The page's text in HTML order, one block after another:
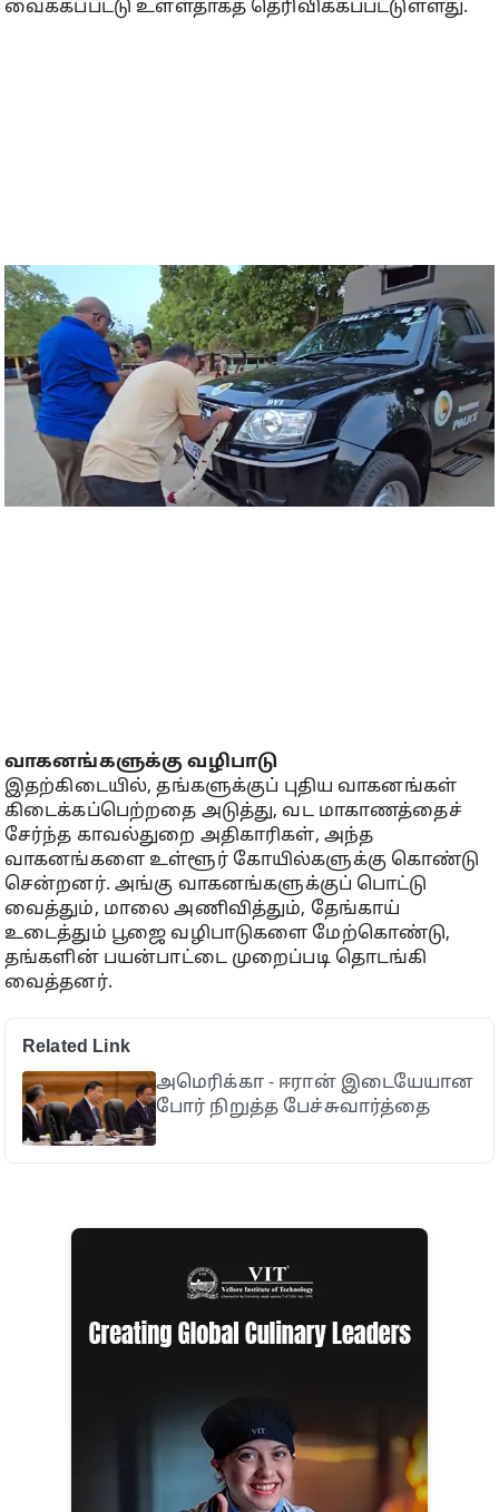
வைக்கப்பட்டு உள்ளதாகத் தெரிவிக்கப்பட்டுள்ளது.
வாகனங்களுக்கு வழிபாடு
இதற்கிடையில், தங்களுக்குப் புதிய வாகனங்கள்
கிடைக்கப்பெற்றதை அடுத்து, வட மாகாணத்தைச்
சேர்ந்த காவல்துறை அதிகாரிகள், அந்த
வாகனங்களை உள்ளூர் கோயில்களுக்கு கொண்டு
சென்றனர். அங்கு வாகனங்களுக்குப் பொட்டு
வைத்தும், மாலை அணிவித்தும், தேங்காய்
உடைத்தும் பூஜை வழிபாடுகளை மேற்கொண்டு,
தங்களின் பயன்பாட்டை முறைப்படி தொடங்கி
வைத்தனர்.
Related Link
அமெரிக்கா - ஈரான் இடையேயான
போர் நிறுத்த பேச்சுவார்த்தை